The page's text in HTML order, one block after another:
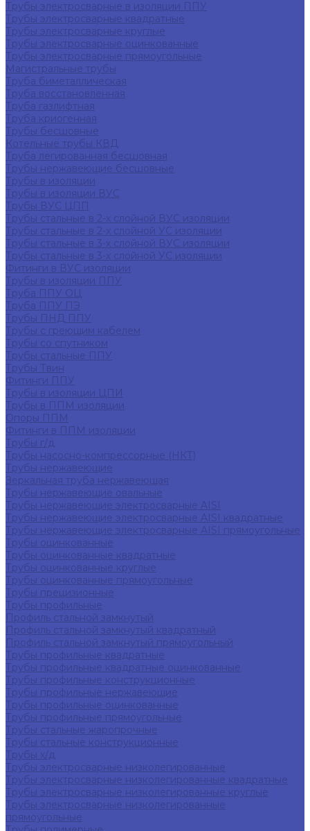
Трубы электросварные в изоляции ППУ
Трубы электросварные квадратные
Трубы электросварные круглые
Трубы электросварные оцинкованные
Трубы электросварные прямоугольные
Магистральные трубы
Труба биметаллическая
Труба восстановленная
Труба газлифтная
Труба криогенная
Трубы бесшовные
Котельные трубы КВД
Труба легированная бесшовная
Трубы нержавеющие бесшовные
Трубы в изоляции
Трубы в изоляции ВУС
Трубы ВУС ЦПП
Трубы стальные в 2-х слойной ВУС изоляции
Трубы стальные в 2-х слойной УС изоляции
Трубы стальные в 3-х слойной ВУС изоляции
Трубы стальные в 3-х слойной УС изоляции
Фитинги в ВУС изоляции
Трубы в изоляции ППУ
Труба ППУ ОЦ
Труба ППУ ПЭ
Трубы ПНД ППУ
Трубы с греющим кабелем
Трубы со спутником
Трубы стальные ППУ
Трубы Твин
Фитинги ППУ
Трубы в изоляции ЦПИ
Трубы в ППМ изоляции
Опоры ППМ
Фитинги в ППМ изоляции
Трубы г/д
Трубы насосно-компрессорные (НКТ)
Трубы нержавеющие
Зеркальная труба нержавеющая
Трубы нержавеющие овальные
Трубы нержавеющие электросварные AISI
Трубы нержавеющие электросварные AISI квадратные
Трубы нержавеющие электросварные AISI прямоугольные
Трубы оцинкованные
Трубы оцинкованные квадратные
Трубы оцинкованные круглые
Трубы оцинкованные прямоугольные
Трубы прецизионные
Трубы профильные
Профиль стальной замкнутый
Профиль стальной замкнутый квадратный
Профиль стальной замкнутый прямоугольный
Трубы профильные квадратные
Трубы профильные квадратные оцинкованные
Трубы профильные конструкционные
Трубы профильные нержавеющие
Трубы профильные оцинкованные
Трубы профильные прямоугольные
Трубы стальные жаропрочные
Трубы стальные конструкционные
Трубы х/д
Трубы электросварные низколегированные
Трубы электросварные низколегированные квадратные
Трубы электросварные низколегированные круглые
Трубы электросварные низколегированные
прямоугольные